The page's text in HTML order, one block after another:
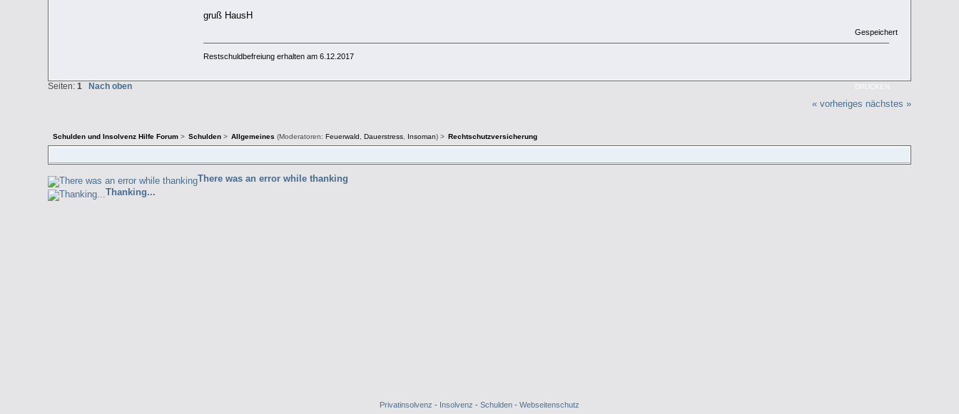
gruß HausH
Gespeichert
Restschuldbefreiung erhalten am 6.12.2017
DRUCKEN
Seiten:1 Nach oben
« vorheriges nächstes »
Schulden und Insolvenz Hilfe Forum> Schulden> Allgemeines (Moderatoren: Feuerwald Dauerstress, Insoman) > Rechtschutzversicherung
There was an error while thanking
Thanking...
Privatinsolvenz - Insolvenz - Schulden - Webseitenschutz